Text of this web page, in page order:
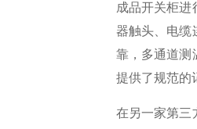
成品开关柜
器触头、电缆
靠，多通道测
提供了规范的
在另一家第三